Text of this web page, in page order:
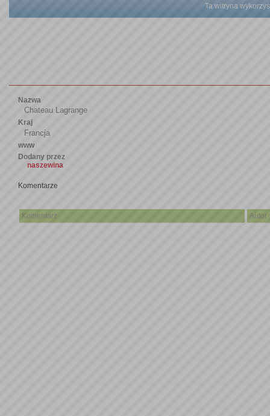
Ta witryna
Nazwa
Chateau Lagrange
Kraj
Francja
www
Dodany przez
naszewina
Komentarze
Komentarz Autor